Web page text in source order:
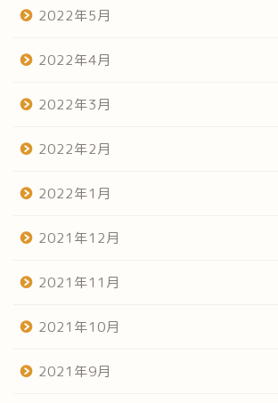
2022年5月
2022年4月
2022年3月
2022年2月
2022年1月
2021年12月
2021年11月
2021年10月
2021年9月